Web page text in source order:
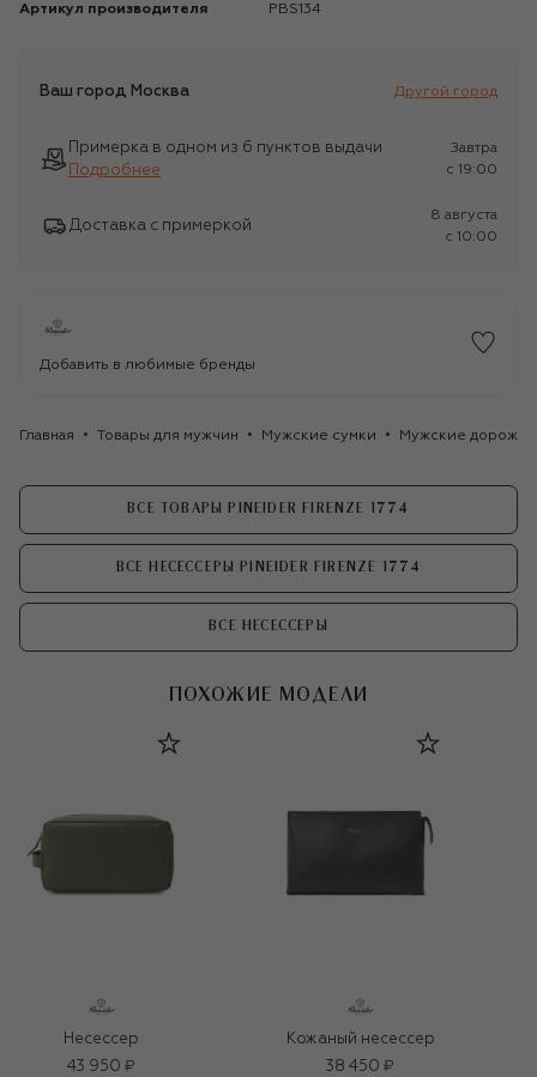
Артикул производителя PBS134
Ваш город Москва Другой город
Примерка в одном из 6 пунктов выдачи
Подробнее
Завтра
c 19:00
Доставка с примеркой
8 августа
c 10:00
Добавить в любимые бренды
Главная Товары для мужчин Мужские сумки Мужские
ВСЕ ТОВАРЫ PINEIDER FIRENZE 1774
ВСЕ НЕСЕССЕРЫ PINEIDER FIRENZE 1774
ВСЕ НЕСЕССЕРЫ
ПОХОЖИЕ МОДЕЛИ
Несессер
43 950 ₽
Кожаный несессер
38 450 ₽